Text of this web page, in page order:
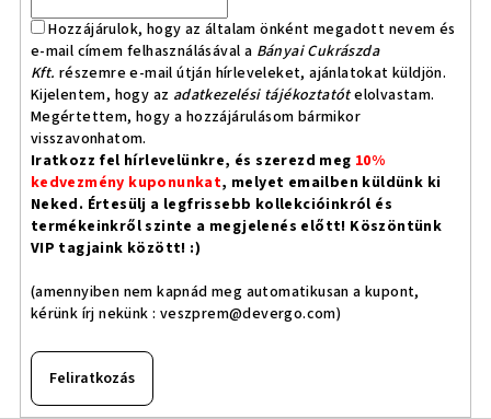
Hozzájárulok, hogy az általam önként megadott nevem és
e-mail címem felhasználásával a Bányai Cukrászda
Kft. részemre e-mail útján hírleveleket, ajánlatokat küldjön.
Kijelentem, hogy az adatkezelési tájékoztatótelolvastam.
Megértettem, hogy a hozzájárulásom bármikor
visszavonhatom.
Iratkozz fel hírlevelünkre, és szerezd meg 10%
kedvezmény kuponunkat, melyet emailben küldünk ki
Neked. Értesülj a legfrissebb kollekcióinkról és
termékeinkről szinte a megjelenés előtt! Köszöntünk
VIP tagjaink között! :)
(amennyiben nem kapnád meg automatikusan a kupont,
kérünk írj nekünk : veszprem@devergo.com)
Feliratkozás